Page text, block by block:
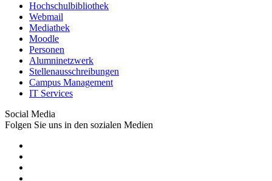
Hochschulbibliothek
Webmail
Mediathek
Moodle
Personen
Alumninetzwerk
Stellenausschreibungen
Campus Management
IT Services
Social Media
Folgen Sie uns in den sozialen Medien